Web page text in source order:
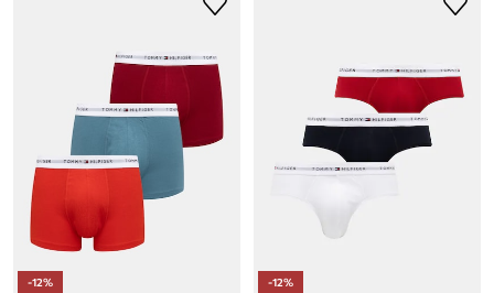
-12%
-12%